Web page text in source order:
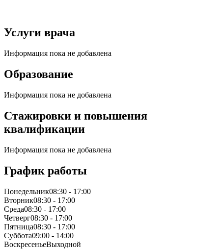
Услуги врача
Информация пока не добавлена
Образование
Информация пока не добавлена
Стажировки и повышения
квалификации
Информация пока не добавлена
График работы
Понедельник08:30 - 17:00
Вторник08:30 - 17:00
Среда08:30 - 17:00
Четверг08:30 - 17:00
Пятница08:30 - 17:00
Суббота09:00 - 14:00
ВоскресеньеВыходной